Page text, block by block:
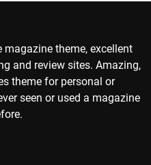
theme, excellent
and review sites. Amazing,
theme for personal or
seen or used a magazine